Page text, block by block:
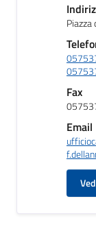
Piazza
Fax
Email